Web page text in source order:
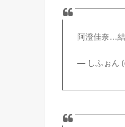
阿澄佳奈…
— しふぉん